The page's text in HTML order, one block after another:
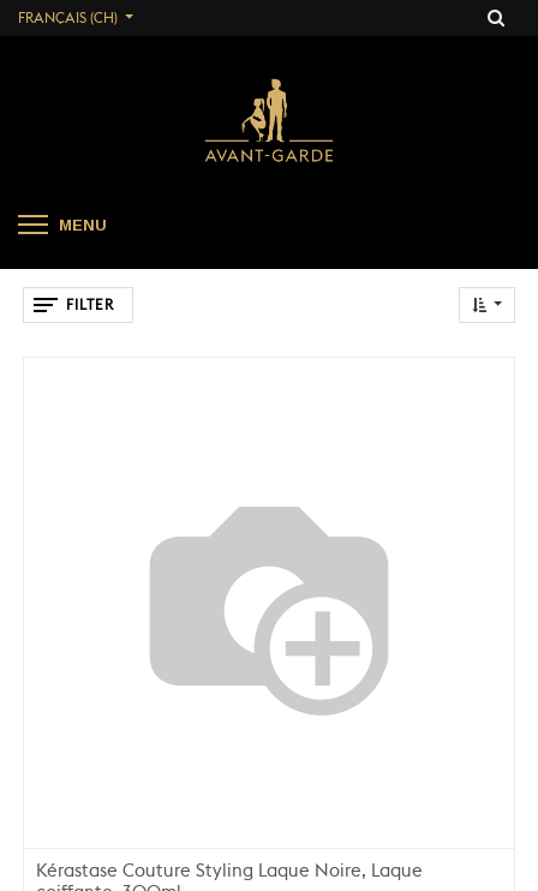
FRANÇAIS (CH)
MENU
FILTER
Kérastase Couture Styling Laque Noire, Laque